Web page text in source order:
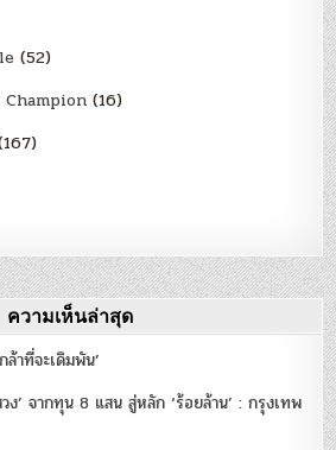
(52)
(16)
ความเห็นล่าสุด
าที่จะเดิมพัน’
’ จากทุน 8 แสน สู่หลัก ‘ร้อยล้าน’ : กรุงเทพ